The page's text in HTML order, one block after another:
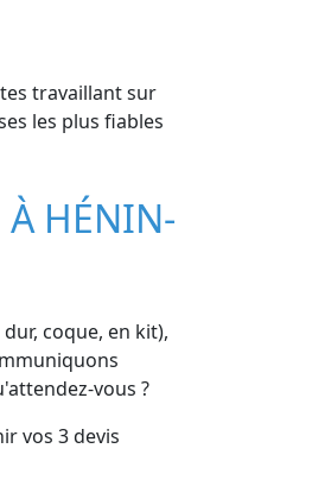
travaillant sur
les plus fiables
À HÉNIN-
coque, en kit),
vous ?
vos 3 devis